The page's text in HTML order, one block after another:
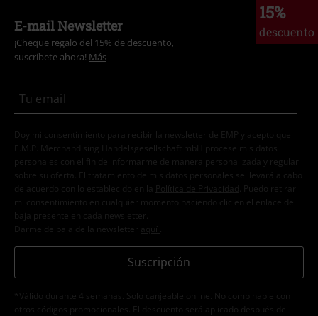
15%
descuento
E-mail Newsletter
¡Cheque regalo del 15% de descuento,
suscríbete ahora! Más
Doy mi consentimiento para recibir la newsletter de EMP y acepto que
E.M.P. Merchandising Handelsgesellschaft mbH procese mis datos
personales con el fin de informarme de manera personalizada y regular
sobre su oferta. El tratamiento de mis datos personales se llevará a cabo
de acuerdo con lo establecido en la
Política de Privacidad . Puedo retirar
mi consentimiento en cualquier momento haciendo clic en el enlace de
baja presente en cada newsletter.
Darme de baja de la newsletter
aquí
Suscripción
*Válido durante 4 semanas. Solo canjeable online. No combinable con
otros códigos promocionales. El descuento será aplicado después de